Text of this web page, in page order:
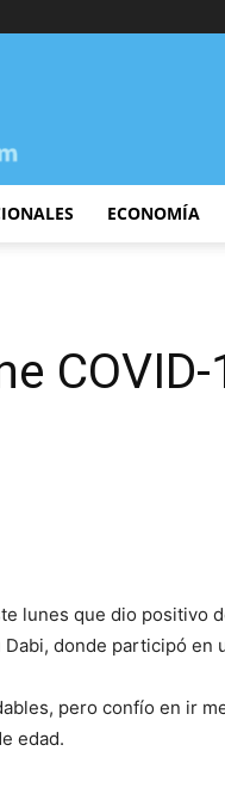
ECONOMÍA
COVID-
lunes que dio positivo
donde participó en
pero confío en ir
edad.